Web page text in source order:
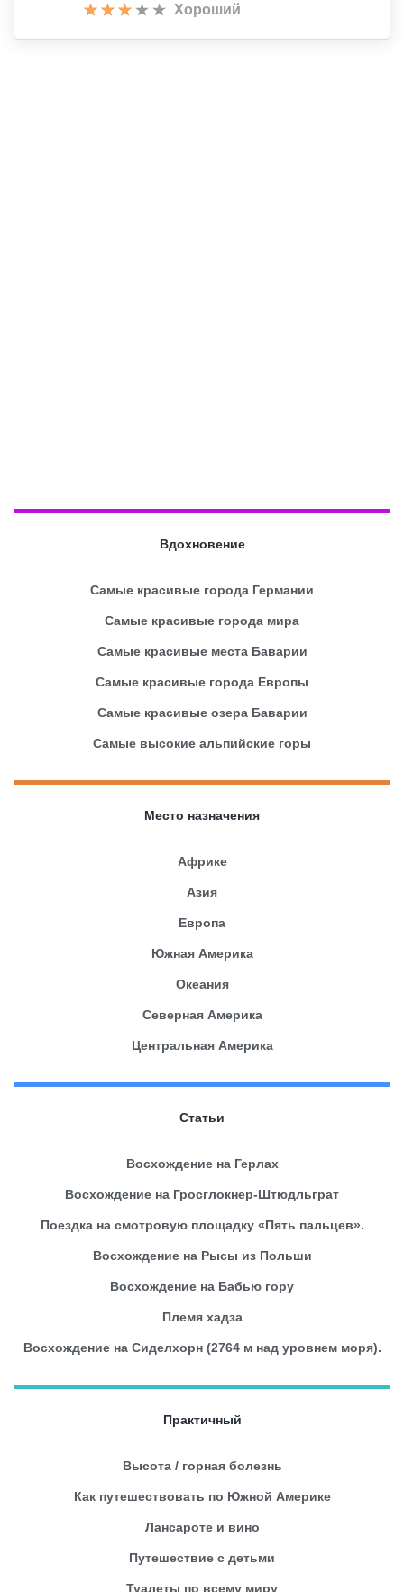
Хороший
Вдохновение
Самые красивые города Германии
Самые красивые города мира
Самые красивые места Баварии
Самые красивые города Европы
Самые красивые озера Баварии
Самые высокие альпийские горы
Место назначения
Африке
Азия
Европа
Южная Америка
Океания
Северная Америка
Центральная Америка
Статьи
Восхождение на Герлах
Восхождение на Гросглокнер-Штюдльграт
Поездка на смотровую площадку «Пять пальцев».
Восхождение на Рысы из Польши
Восхождение на Бабью гору
Племя хадза
Восхождение на Сиделхорн (2764 м над уровнем моря).
Практичный
Высота / горная болезнь
Как путешествовать по Южной Америке
Лансароте и вино
Путешествие с детьми
Туалеты по всему миру